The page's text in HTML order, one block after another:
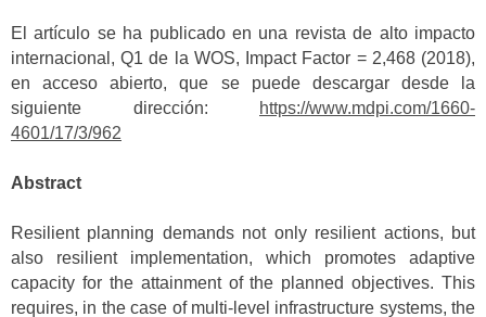
El artículo se ha publicado en una revista de alto impacto
internacional, Q1 de la WOS, Impact Factor = 2,468 (2018),
en acceso abierto, que se puede descargar desde la
siguiente dirección:
https://www.mdpi.com/1660-
4601/17/3/962
Abstract
Resilient planning demands not only resilient actions, but
also resilient implementation, which promotes adaptive
capacity for the attainment of the planned objectives. This
requires, in the case of multi-level infrastructure systems, the